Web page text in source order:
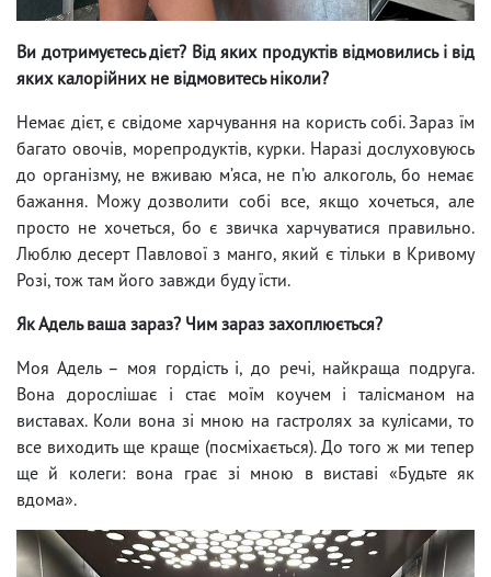
Ви дотримуєтесь дієт? Від яких продуктів відмовились і від
яких калорійних не відмовитесь ніколи?
Немає дієт, є свідоме харчування на користь собі. Зараз їм
багато овочів, морепродуктів, курки. Наразі дослуховуюсь
до організму, не вживаю м’яса, не п’ю алкоголь, бо немає
бажання. Можу дозволити собі все, якщо хочеться, але
просто не хочеться, бо є звичка харчуватися правильно.
Люблю десерт Павлової з манго, який є тільки в Кривому
Розі, тож там його завжди буду їсти.
Як Адель ваша зараз? Чим зараз захоплюється?
Моя Адель – моя гордість і, до речі, найкраща подруга.
Вона дорослішає і стає моїм коучем і талісманом на
виставах. Коли вона зі мною на гастролях за кулісами, то
все виходить ще краще (посміхається). До того ж ми тепер
ще й колеги: вона грає зі мною в виставі «Будьте як
вдома».